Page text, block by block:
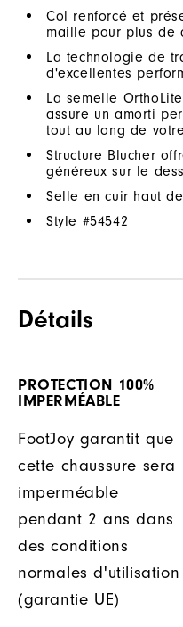
Col renforcé et
maille pour plus de
La technologie de
d'excellentes
La semelle
assure un amorti
tout au long de
Structure Blucher
généreux sur le
Selle en cuir haut
Style #54542
Détails
PROTECTION 100%
IMPERMÉABLE
FootJoy garantit que
cette chaussure sera
imperméable
pendant 2 ans dans
des conditions
normales d'utilisation
(garantie UE)